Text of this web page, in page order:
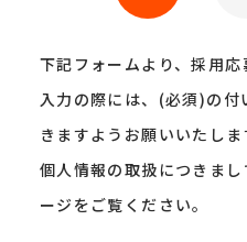
下記フォームより、採用応
入力の際には、(必須)の付
きますようお願いいたしま
個人情報の取扱につきまし
ージをご覧ください。